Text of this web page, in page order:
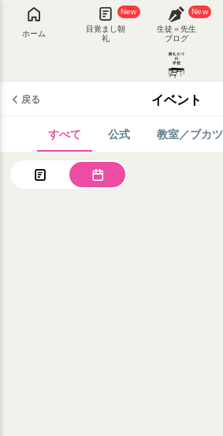
ホーム
New
目覚まし朝
礼
New
生徒＝先生
ブログ
戻る イベント
すべて 公式 教室／ブカツ